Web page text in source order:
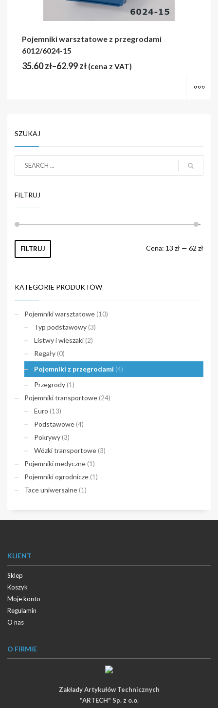
Pojemniki warsztatowe z przegrodami
6012/6024-15
35.60zł–62.99zł (cena z VAT)
SZUKAJ
FILTRUJ
FILTRUJ Cena: 13 zł — 62 zł
KATEGORIE PRODUKTÓW
Pojemniki warsztatowe (10)
Typ podstawowy (3)
Listwy i wieszaki (2)
Regały (0)
Pojemniki z przegrodami (4)
Przegrody (1)
Pojemniki transportowe (24)
Euro (13)
Podstawowe (4)
Pokrywy (3)
Wózki transportowe (3)
Pojemniki medyczne (1)
Pojemniki ogrodnicze (1)
Tace uniwersalne (1)
KLIENT
Sklep
Koszyk
Moje konto
Regulamin
O nas
O FIRMIE
Zakłady Artykułów Technicznych
"ARTECH" Sp. z o.o.